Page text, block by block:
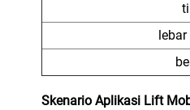
Skenario Aplikasi Lift